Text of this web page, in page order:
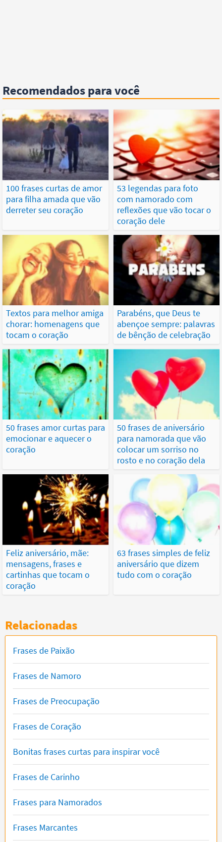
Recomendados para você
100 frases curtas de amor
para filha amada que vão
derreter seu coração
53 legendas para foto
com namorado com
reflexões que vão tocar o
coração dele
Textos para melhor amiga
chorar: homenagens que
tocam o coração
Parabéns, que Deus te
abençoe sempre: palavras
de bênção de celebração
50 frases amor curtas para
emocionar e aquecer o
coração
50 frases de aniversário
para namorada que vão
colocar um sorriso no
rosto e no coração dela
Feliz aniversário, mãe:
mensagens, frases e
cartinhas que tocam o
coração
63 frases simples de feliz
aniversário que dizem
tudo com o coração
Relacionadas
Frases de Paixão
Frases de Namoro
Frases de Preocupação
Frases de Coração
Bonitas frases curtas para inspirar você
Frases de Carinho
Frases para Namorados
Frases Marcantes